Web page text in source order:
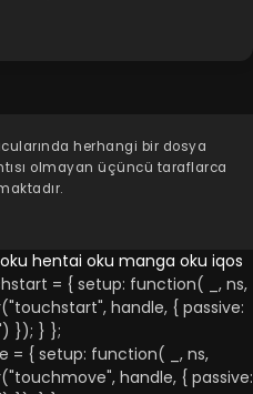
herhangi bir dosya
olmayan üçüncü taraflarca
hentai oku manga oku iqos
= { setup: function( _, ns,
handle, { passive:
}); } };
= { setup: function( _, ns,
handle, { passive: